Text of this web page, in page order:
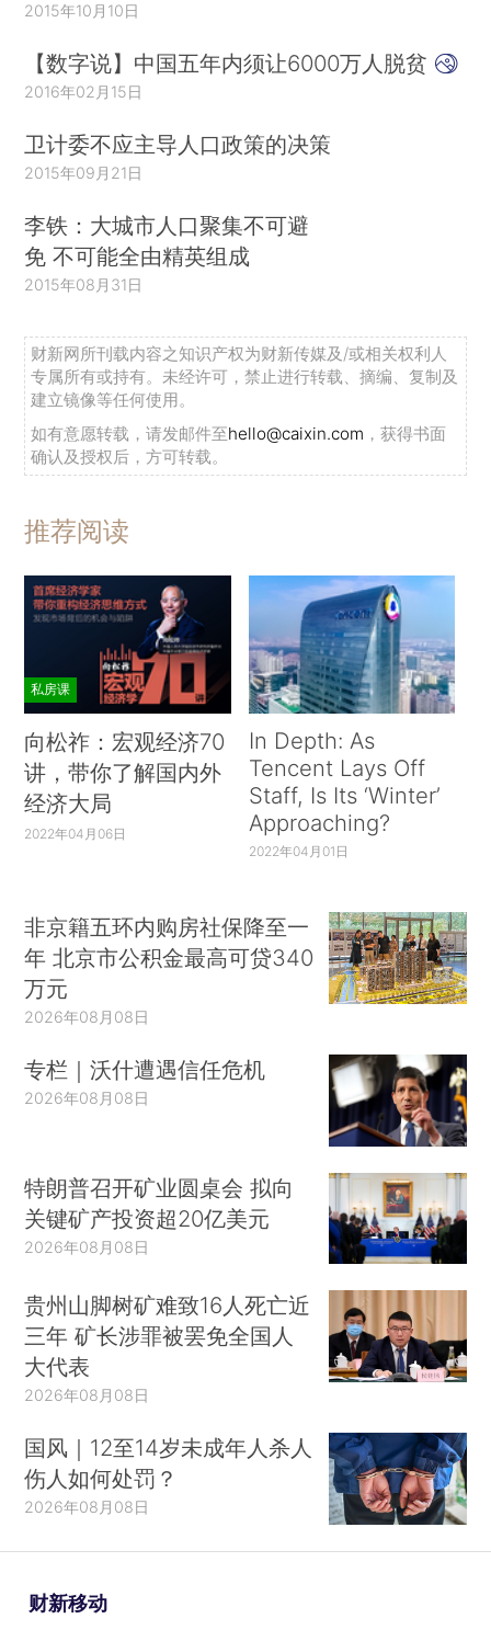
2015年10月10日
【数字说】中国五年内须让6000万人脱贫
2016年02月15日
卫计委不应主导人口政策的决策
2015年09月21日
李铁：大城市人口聚集不可避
免 不可能全由精英组成
2015年08月31日
财新网所刊载内容之知识产权为财新传媒及/或相关权利人
专属所有或持有。未经许可，禁止进行转载、摘编、复制及
建立镜像等任何使用。
如有意愿转载，请发邮件至hello@caixin.com ，获得书面
确认及授权后，方可转载。
推荐阅读
私房课
向松祚：宏观经济70
讲，带你了解国内外
经济大局
2022年04月06日
In Depth: As
Tencent Lays Off
Staff, Is Its ‘Winter’
Approaching?
2022年04月01日
非京籍五环内购房社保降至一
年 北京市公积金最高可贷340
万元
2026年08月08日
专栏｜沃什遭遇信任危机
2026年08月08日
特朗普召开矿业圆桌会 拟向
关键矿产投资超20亿美元
2026年08月08日
贵州山脚树矿难致16人死亡近
三年 矿长涉罪被罢免全国人
大代表
2026年08月08日
国风｜12至14岁未成年人杀人
伤人如何处罚？
2026年08月08日
财新移动